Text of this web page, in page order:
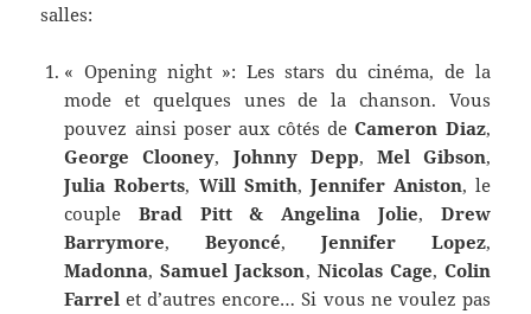
salles:
« Opening night »: Les stars du cinéma, de la
mode et quelques unes de la chanson. Vous
pouvez ainsi poser aux côtés deCameron Diaz,
George Clooney, Johnny Depp, Mel Gibson,
Julia Roberts, Will Smith, Jennifer Aniston, le
coupleBrad Pitt & Angelina Jolie, Drew
Barrymore,Beyoncé, Jennifer Lopez,
Madonna,Samuel Jackson, Nicolas Cage, Colin
Farrel et d’autres encore… Si vous ne voulez pas